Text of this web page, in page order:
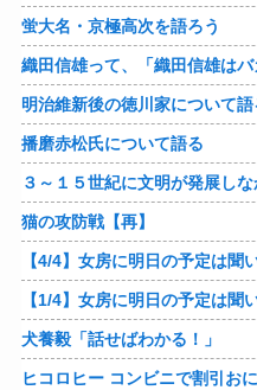
蛍大名・京極高次を語ろう
明治維新後の徳川家について語
播磨赤松氏について語る
３～１５世紀に文明が発展し
猫の攻防戦【再】
犬養毅「話せばわかる！」
ヒコロヒー コンビニで割引お